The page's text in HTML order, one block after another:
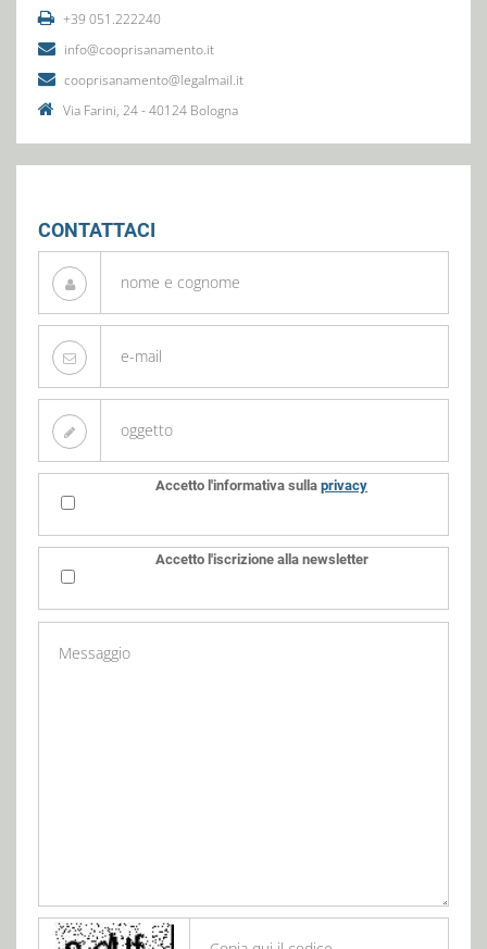
+39 051.222240
info@cooprisanamento.it
cooprisanamento@legalmail.it
Via Farini, 24 - 40124 Bologna
CONTATTACI
Accetto l'informativa sulla privacy
Accetto l'iscrizione alla newsletter